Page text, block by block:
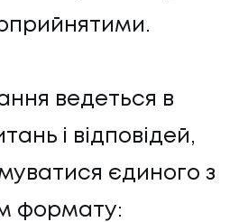
ведеться в
і відповідей,
єдиного з
формату: